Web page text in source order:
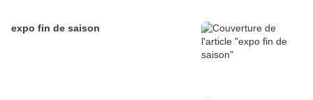
expo fin de saison